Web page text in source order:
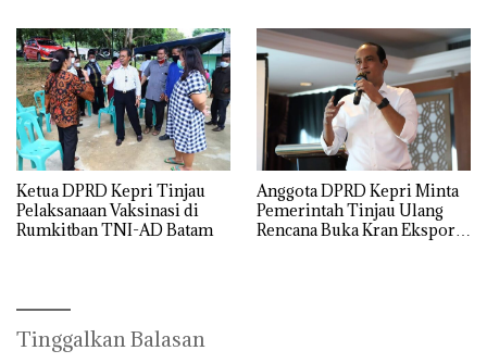
Ketua DPRD Kepri Tinjau
Pelaksanaan Vaksinasi di
Rumkitban TNI-AD Batam
Anggota DPRD Kepri Minta
Pemerintah Tinjau Ulang
Rencana Buka Kran Ekspor
Tinggalkan Balasan